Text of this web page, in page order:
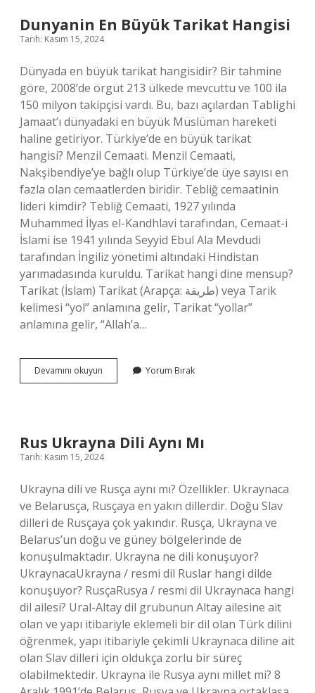
Dunyanin En Büyük Tarikat Hangisi
Tarih: Kasım 15, 2024
Dünyada en büyük tarikat hangisidir? Bir tahmine
göre, 2008’de örgüt 213 ülkede mevcuttu ve 100 ila
150 milyon takipçisi vardı. Bu, bazı açılardan Tablighi
Jamaat’ı dünyadaki en büyük Müslüman hareketi
haline getiriyor. Türkiye’de en büyük tarikat
hangisi? Menzil Cemaati. Menzil Cemaati,
Nakşibendiye’ye bağlı olup Türkiye’de üye sayısı en
fazla olan cemaatlerden biridir. Tebliğ cemaatinin
lideri kimdir? Tebliğ Cemaati, 1927 yılında
Muhammed İlyas el-Kandhlavi tarafından, Cemaat-i
İslami ise 1941 yılında Seyyid Ebul Ala Mevdudi
tarafından İngiliz yönetimi altındaki Hindistan
yarımadasında kuruldu. Tarikat hangi dine mensup?
Tarikat (İslam) Tarikat (Arapça: طريقة) veya Tarik
kelimesi “yol” anlamına gelir, Tarikat “yollar”
anlamına gelir, “Allah’a…
Devamını okuyun Dunyanin
En
Yorum Bırak
Rus Ukrayna Dili Aynı Mı
Tarih: Kasım 15, 2024
Ukrayna dili ve Rusça aynı mı? Özellikler. Ukraynaca
ve Belarusça, Rusçaya en yakın dillerdir. Doğu Slav
dilleri de Rusçaya çok yakındır. Rusça, Ukrayna ve
Belarus’un doğu ve güney bölgelerinde de
konuşulmaktadır. Ukrayna ne dili konuşuyor?
UkraynacaUkrayna / resmi dil Ruslar hangi dilde
konuşuyor? RusçaRusya / resmi dil Ukraynaca hangi
dil ailesi? Ural-Altay dil grubunun Altay ailesine ait
olan ve yapı itibariyle eklemeli bir dil olan Türk dilini
öğrenmek, yapı itibariyle çekimli Ukraynaca diline ait
olan Slav dilleri için oldukça zorlu bir süreç
olabilmektedir. Ukrayna ile Rusya aynı millet mi? 8